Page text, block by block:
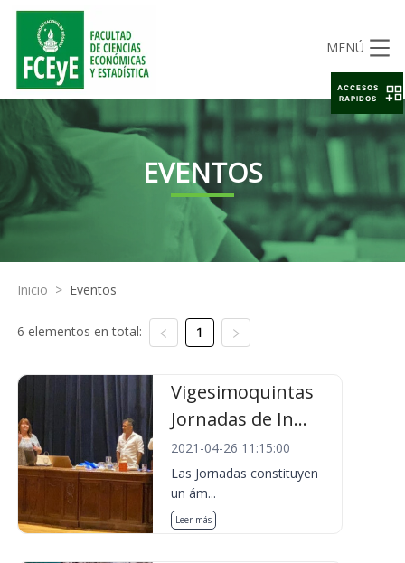
MENÚ
EVENTOS
Inicio > Eventos
6 elementos en total: 1
Vigesimoquintas
Jornadas de In...
2021-04-26 11:15:00
Las Jornadas constituyen
un ám...
Leer más
ACCESOS
RAPIDOS